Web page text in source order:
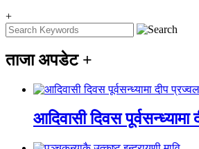
+
ताजा अपडेट +
आदिवासी दिवस